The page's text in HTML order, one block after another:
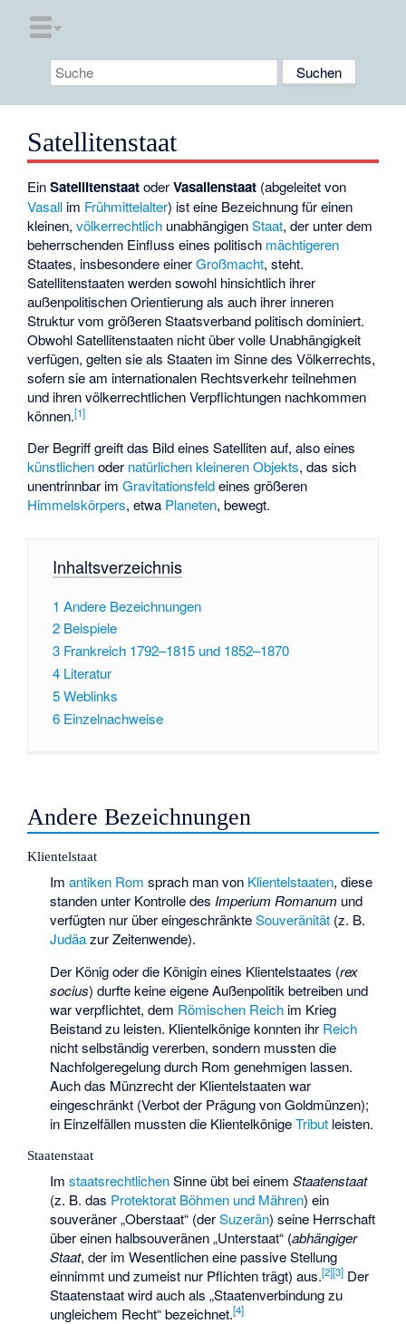
Satellitenstaat
EinSatellitenstaatoderVasallenstaat (abgeleitet von
Vasall im Frühmittelalter) ist eine Bezeichnung für einen
kleinen,völkerrechtlich unabhängigenStaat, der unter dem
beherrschenden Einfluss eines politisch mächtigeren
Staates, insbesondere einerGroßmacht, steht.
Satellitenstaaten werden sowohl hinsichtlich ihrer
außenpolitischen Orientierung als auch ihrer inneren
Struktur vom größeren Staatsverband politisch dominiert.
Obwohl Satellitenstaaten nicht über volle Unabhängigkeit
verfügen, gelten sie als Staaten im Sinne des Völkerrechts,
sofern sie am internationalen Rechtsverkehr teilnehmen
und ihren völkerrechtlichen Verpflichtungen nachkommen
können.[1]
Der Begriff greift das Bild eines Satelliten auf, also eines
künstlichenoder natürlichen kleineren Objekts, das sich
unentrinnbar imGravitationsfeldeines größeren
Himmelskörpers, etwa Planeten, bewegt.
Inhaltsverzeichnis
1 Andere Bezeichnungen
2 Beispiele
3 Frankreich 1792–1815 und 1852–1870
4 Literatur
5Weblinks
6 Einzelnachweise
Andere Bezeichnungen
Klientelstaat
Im antiken Rom sprach man von Klientelstaaten, diese
standen unter Kontrolle des Imperium Romanum und
verfügten nur über eingeschränkteSouveränität(z. B.
Judäazur Zeitenwende).
Der König oder die Königin eines Klientelstaates (rex
socius) durfte keine eigene Außenpolitik betreiben und
war verpflichtet, dem Römischen Reichim Krieg
Beistand zu leisten. Klientelkönige konnten ihr Reich
nicht selbständig vererben, sondern mussten die
Nachfolgeregelung durch Rom genehmigen lassen.
Auch das Münzrecht der Klientelstaaten war
eingeschränkt (Verbot der Prägung von Goldmünzen);
in Einzelfällen mussten die KlientelkönigeTributleisten.
Staatenstaat
Im staatsrechtlichenSinne übt bei einem Staatenstaat
(z. B. das Protektorat Böhmen und Mähren) ein
souveräner „Oberstaat“ (derSuzerän) seine Herrschaft
über einen halbsouveränen „Unterstaat“ (abhängiger
Staat, der im Wesentlichen eine passive Stellung
einnimmt und zumeist nur Pflichten trägt) aus.[2][3]Der
Staatenstaat wird auch als „Staatenverbindung zu
ungleichem Recht“ bezeichnet.[4]